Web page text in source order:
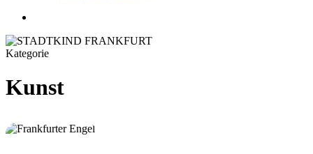
Kategorie
Kunst